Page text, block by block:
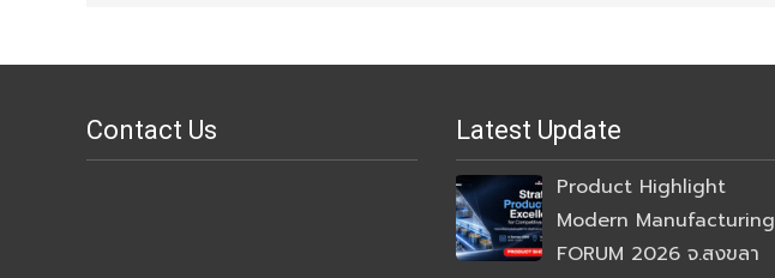
Contact Us Latest Update
Product Highlight
Modern Manufacturing
FORUM 2026 จ.สงขลา